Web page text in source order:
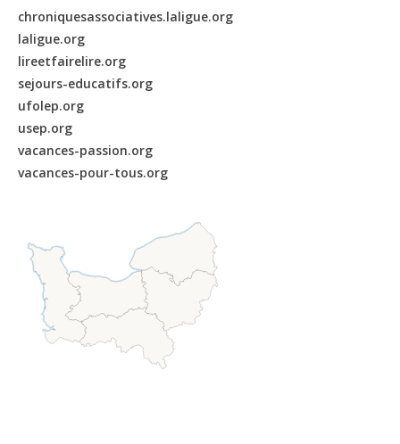
chroniquesassociatives.laligue.org
laligue.org
lireetfairelire.org
sejours-educatifs.org
ufolep.org
usep.org
vacances-passion.org
vacances-pour-tous.org